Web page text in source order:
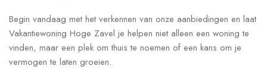
Begin vandaag met het verkennen van onze aanbiedingen en laat
Vakantiewoning Hoge Zavel je helpen niet alleen een woning te
vinden, maar een plek om thuis te noemen of een kans om je
vermogen te laten groeien.